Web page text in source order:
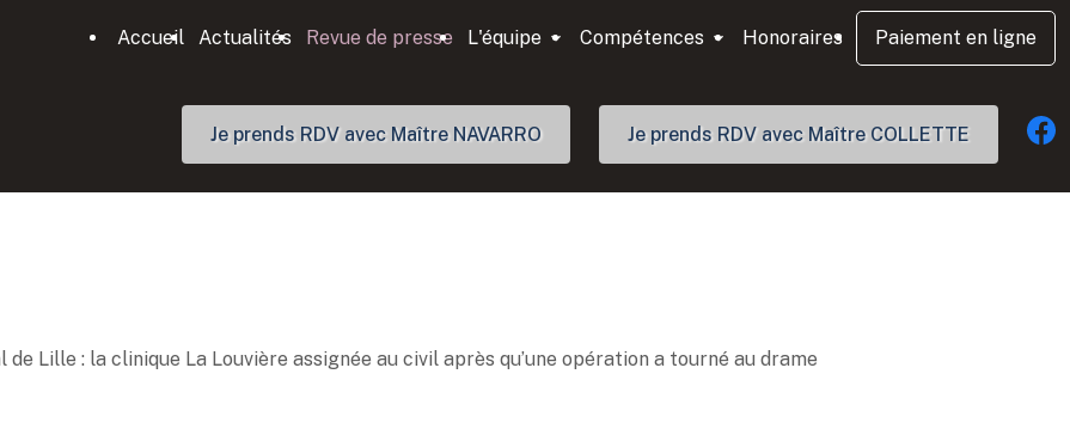
Accueil Actualités Revue de presse L'équipe Compétences Honoraires Paiement en ligne
Je prends RDV avec Maître NAVARRO Je prends RDV avec Maître COLLETTE
de Lille : la clinique La Louvière assignée au civil après qu’une opération a tourné au drame